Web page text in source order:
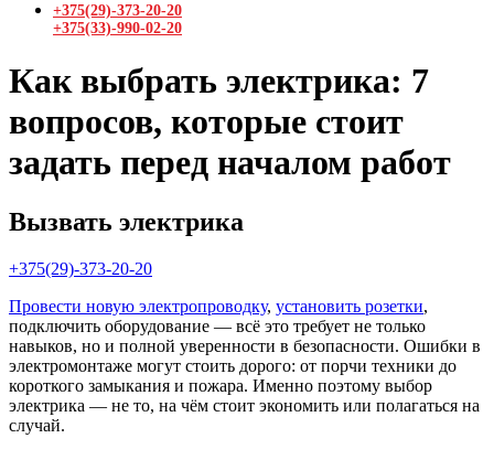
+375(29)-373-20-20
+375(33)-990-02-20
Как выбрать электрика: 7
вопросов, которые стоит
задать перед началом работ
Вызвать электрика
+375(29)-373-20-20
Провести новую электропроводку, установить розетки,
подключить оборудование — всё это требует не только
навыков, но и полной уверенности в безопасности. Ошибки в
электромонтаже могут стоить дорого: от порчи техники до
короткого замыкания и пожара. Именно поэтому выбор
электрика — не то, на чём стоит экономить или полагаться на
случай.